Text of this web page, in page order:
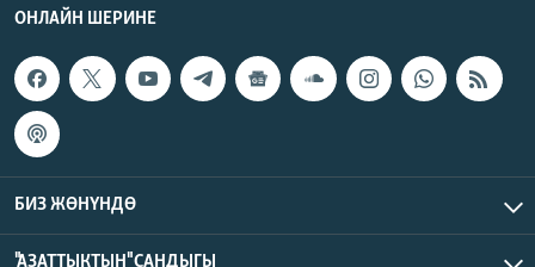
ОНЛАЙН ШЕРИНЕ
БИЗ ЖӨНҮНДӨ
"АЗАТТЫКТЫН" САНДЫГЫ